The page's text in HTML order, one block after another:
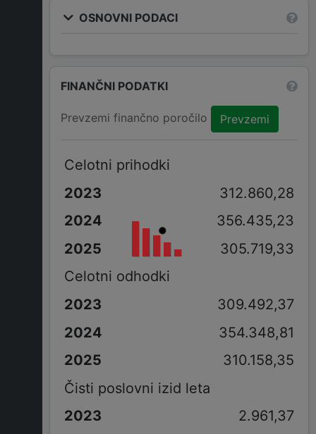
OSNOVNI PODACI
FINANČNI PODATKI
Prevzemi finančno poročilo Prevzemi
Celotni prihodki
312.860,28
356.435,23
305.719,33
Celotni odhodki
309.492,37
354.348,81
310.158,35
Čisti poslovni izid leta
2.961,37